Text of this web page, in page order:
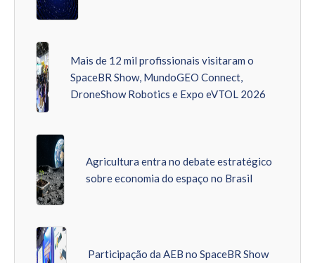
Mais de 12 mil profissionais visitaram o
SpaceBR Show, MundoGEO Connect,
DroneShow Robotics e Expo eVTOL 2026
Agricultura entra no debate estratégico
sobre economia do espaço no Brasil
Participação da AEB no SpaceBR Show